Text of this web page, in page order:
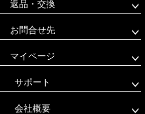
返品・交換
お問合せ先
マイページ
サポート
会社概要